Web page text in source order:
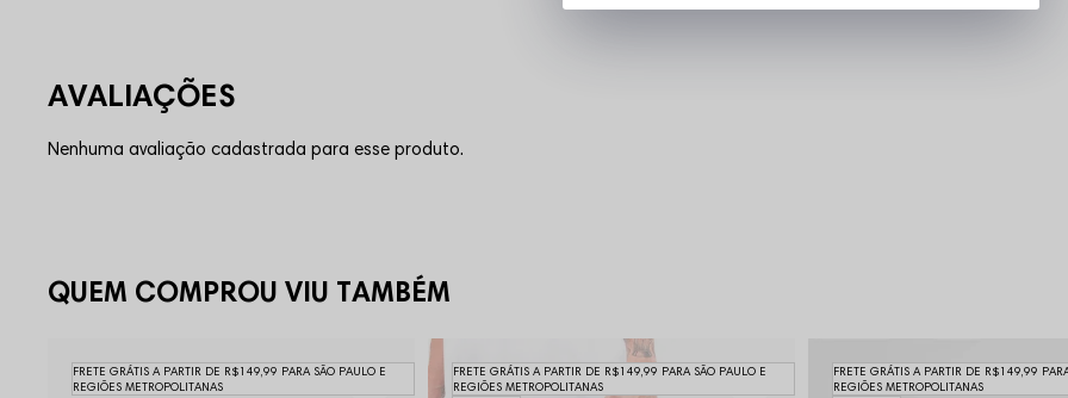
Nenhuma avaliação cadastrada para esse produto.
QUEM COMPROU VIU TAMBÉM
FRETE GRÁTIS A PARTIR DE R$149,99 PARA SÃO PAULO E
REGIÕES METROPOLITANAS
FRETE GRÁTIS A PARTIR DE R$149,99 PARA SÃO PAULO E
REGIÕES METROPOLITANAS
FRETE GRÁTIS A PARTIR DE R$149,99
REGIÕES METROPOLITANAS